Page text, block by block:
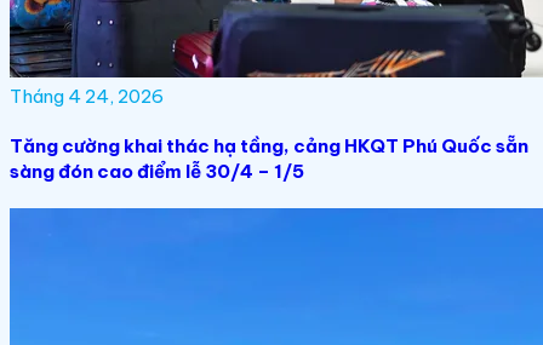
Tháng 4 24, 2026
Tăng cường khai thác hạ tầng, cảng HKQT Phú Quốc sẵn
sàng đón cao điểm lễ 30/4 – 1/5